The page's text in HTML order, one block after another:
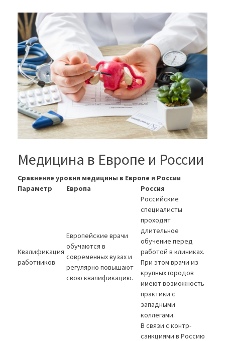
Медицина в Европе и России
Сравнение уровня медицины в Европе и России
Параметр
Европа Россия
Квалификация
работников
Европейские врачи
обучаются в
современных вузах и
регулярно повышают
свою квалификацию.
Российские
специалисты
проходят
длительное
обучение перед
работой в клиниках.
При этом врачи из
крупных городов
имеют возможность
практики с
западными
коллегами.
В связи с контр-
санкциями в Россию